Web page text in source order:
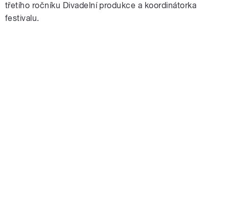
třetího ročníku Divadelní produkce a koordinátorka
festivalu.